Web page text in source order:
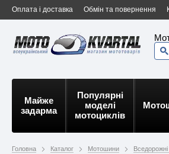
Оплата і доставка Обмін та повернення
Майже
задарма
Популярні
моделі
мотоциклів
Головна Каталог Мотошини